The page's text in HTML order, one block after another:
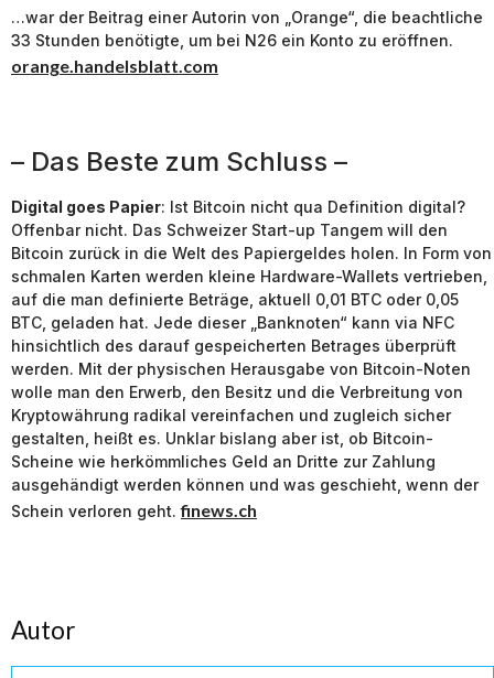
…war der Beitrag einer Autorin von „Orange“, die beachtliche
33 Stunden benötigte, um bei N26 ein Konto zu eröffnen.
orange.handelsblatt.com
– Das Beste zum Schluss –
Digital goes Papier: Ist Bitcoin nicht qua Definition digital?
Offenbar nicht. Das Schweizer Start-up Tangem will den
Bitcoin zurück in die Welt des Papiergeldes holen. In Form von
schmalen Karten werden kleine Hardware-Wallets vertrieben,
auf die man definierte Beträge, aktuell 0,01 BTC oder 0,05
BTC, geladen hat. Jede dieser „Banknoten“ kann via NFC
hinsichtlich des darauf gespeicherten Betrages überprüft
werden. Mit der physischen Herausgabe von Bitcoin-Noten
wolle man den Erwerb, den Besitz und die Verbreitung von
Kryptowährung radikal vereinfachen und zugleich sicher
gestalten, heißt es. Unklar bislang aber ist, ob Bitcoin-
Scheine wie herkömmliches Geld an Dritte zur Zahlung
ausgehändigt werden können und was geschieht, wenn der
Schein verloren geht.finews.ch
Autor